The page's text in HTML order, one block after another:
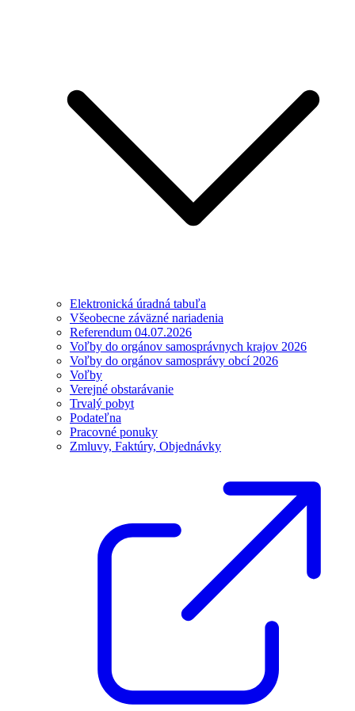
Elektronická úradná tabuľa
Všeobecne záväzné nariadenia
Referendum 04.07.2026
Voľby do orgánov samosprávnych krajov 2026
Voľby do orgánov samosprávy obcí 2026
Voľby
Verejné obstarávanie
Trvalý pobyt
Podateľna
Pracovné ponuky
Zmluvy, Faktúry, Objednávky